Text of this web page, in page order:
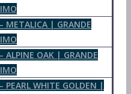
METALICA | GRANDE
ALPINE OAK | GRANDE
PEARL WHITE GOLDEN |